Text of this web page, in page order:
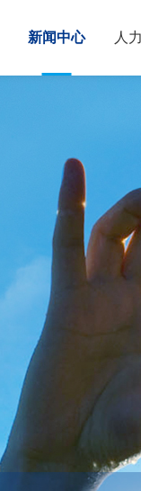
新闻中心 人